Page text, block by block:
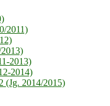
2011)
2013)
2014)
(Jg. 2014/2015)